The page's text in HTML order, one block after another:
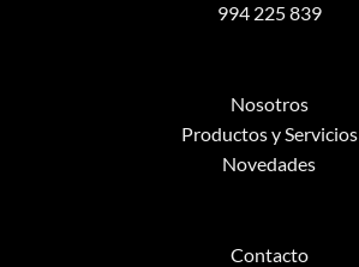
994 225 839
Nosotros
Productos y Servicios
Novedades
Contacto